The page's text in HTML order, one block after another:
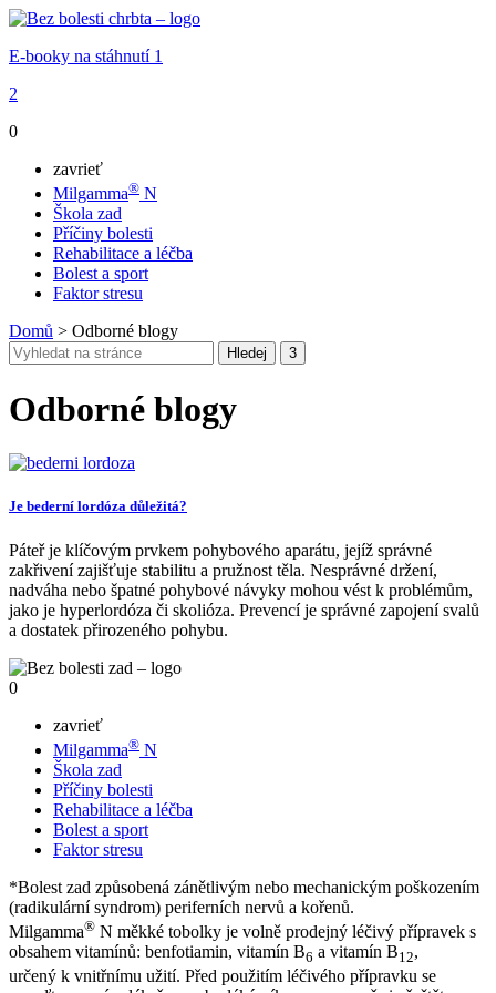
E-booky na stáhnutí 1
2
0
zavrieť
Milgamma® N
Škola zad
Příčiny bolesti
Rehabilitace a léčba
Bolest a sport
Faktor stresu
Domů > Odborné blogy
Odborné blogy
Je bederní lordóza důležitá?
Páteř je klíčovým prvkem pohybového aparátu, jejíž správné
zakřivení zajišťuje stabilitu a pružnost těla. Nesprávné držení,
nadváha nebo špatné pohybové návyky mohou vést k problémům,
jako je hyperlordóza či skolióza. Prevencí je správné zapojení svalů
a dostatek přirozeného pohybu.
0
zavrieť
Milgamma® N
Škola zad
Příčiny bolesti
Rehabilitace a léčba
Bolest a sport
Faktor stresu
*Bolest zad způsobená zánětlivým nebo mechanickým poškozením
(radikulární syndrom) periferních nervů a kořenů.
Milgamma® N měkké tobolky je volně prodejný léčivý přípravek s
obsahem vitamínů: benfotiamin, vitamín B6 a vitamín B12,
určený k vnitřnímu užití. Před použitím léčivého přípravku se